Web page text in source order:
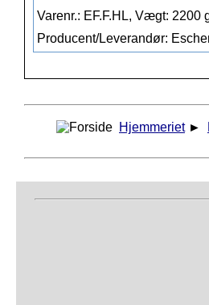
Varenr.: EF.F.HL, Vægt: 2200
Producent/Leverandør:
Hjemmeriet ►